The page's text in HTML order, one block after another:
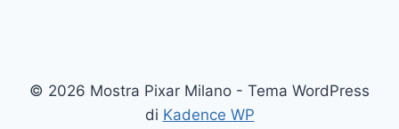
NOTTE
© 2026 Mostra Pixar Milano - Tema WordPress
di Kadence WP